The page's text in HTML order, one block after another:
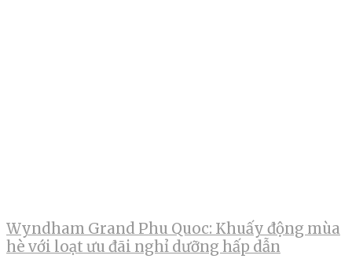
Wyndham Grand Phu Quoc: Khuấy động mùa
hè với loạt ưu đãi nghỉ dưỡng hấp dẫn